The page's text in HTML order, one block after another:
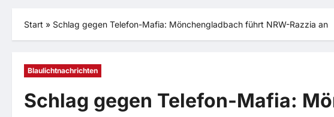
Start » Schlag gegen Telefon-Mafia: Mönchengladbach führt NRW-Razzia an
Blaulichtnachrichten
Schlag gegen Telefon-Mafia: